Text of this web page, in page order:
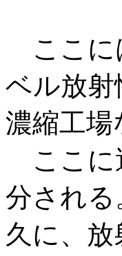
ここに
ベル放射
濃縮工
ここに
分され
久に、